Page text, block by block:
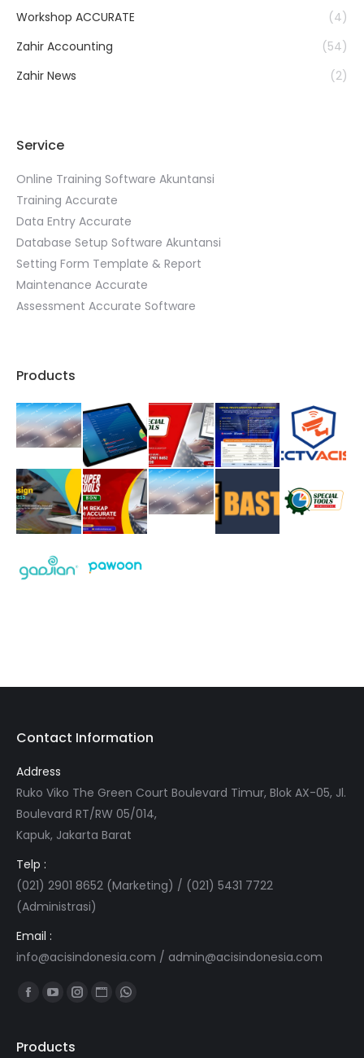
Workshop ACCURATE
(4)
Zahir Accounting
(54)
Zahir News
(2)
Service
Online Training Software Akuntansi
Training Accurate
Data Entry Accurate
Database Setup Software Akuntansi
Setting Form Template & Report
Maintenance Accurate
Assessment Accurate Software
Products
Contact Information
Address
Ruko Viko The Green Court Boulevard Timur, Blok AX-05, Jl.
Boulevard RT/RW 05/014,
Kapuk, Jakarta Barat
Telp :
(021) 2901 8652 (Marketing) / (021) 5431 7722
(Administrasi)
Email :
info@acisindonesia.com / admin@acisindonesia.com
Find us on:
Facebook
opens
YouTube
opens
Instagram
WebsiteWhatsapp
Products